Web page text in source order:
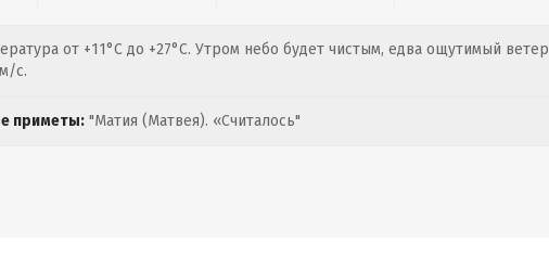
от +11°C до +27°C. Утром небо будет чистым, едва ощутимый ветер
с.
приметы: "Матия (Матвея). «Считалось"